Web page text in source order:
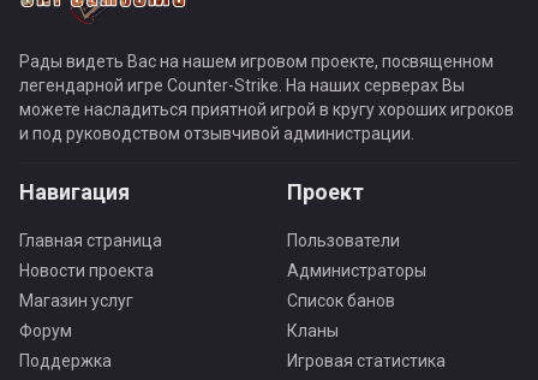
Рады видеть Вас на нашем игровом проекте, посвященном
легендарной игре Counter-Strike. На наших серверах Вы
можете насладиться приятной игрой в кругу хороших игроков
и под руководством отзывчивой администрации.
Навигация
Главная страница
Новости проекта
Магазин услуг
Форум
Поддержка
Проект
Пользователи
Администраторы
Список банов
Кланы
Игровая статистика